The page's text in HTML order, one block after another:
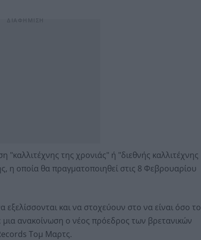
"καλλιτέχνης της χρονιάς" ή "διεθνής καλλιτέχνης
η οποία θα πραγματοποιηθεί στις 8 Φεβρουαρίου
εξελίσσονται και να στοχεύουν στο να είναι όσο το
ανακοίνωση ο νέος πρόεδρος των βρετανικών
Τομ Μαρτς.